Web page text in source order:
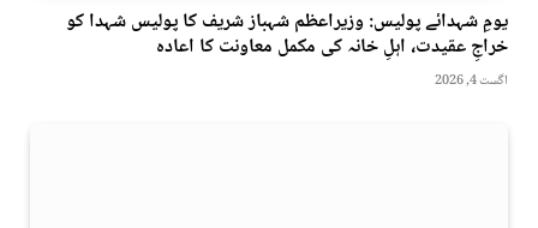
یومِ شہدائے پولیس: وزیراعظم شہباز شریف کا پولیس شہدا کو
خراجِ عقیدت، اہلِ خانہ کی مکمل معاونت کا اعادہ
اگست 4, 2026